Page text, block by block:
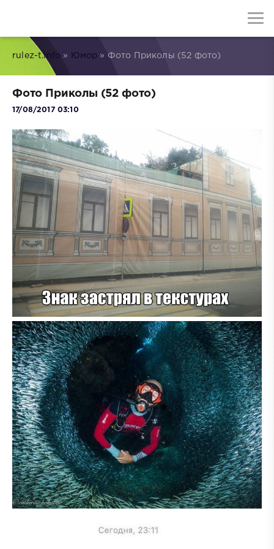
rulez-t.info » Юмор » Фото Приколы (52 фото)
Фото Приколы (52 фото)
17/08/2017 03:10